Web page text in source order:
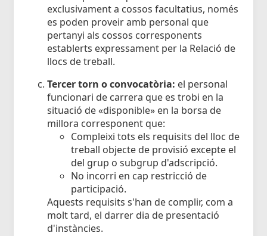
exclusivament a cossos facultatius, només
es poden proveir amb personal que
pertanyi als cossos corresponents
establerts expressament per la Relació de
llocs de treball.
Tercer torn o convocatòria: el personal
funcionari de carrera que es trobi en la
situació de «disponible» en la borsa de
millora corresponent que:
Compleixi tots els requisits del lloc de
treball objecte de provisió excepte el
del grup o subgrup d'adscripció.
No incorri en cap restricció de
participació.
Aquests requisits s'han de complir, com a
molt tard, el darrer dia de presentació
d'instàncies.